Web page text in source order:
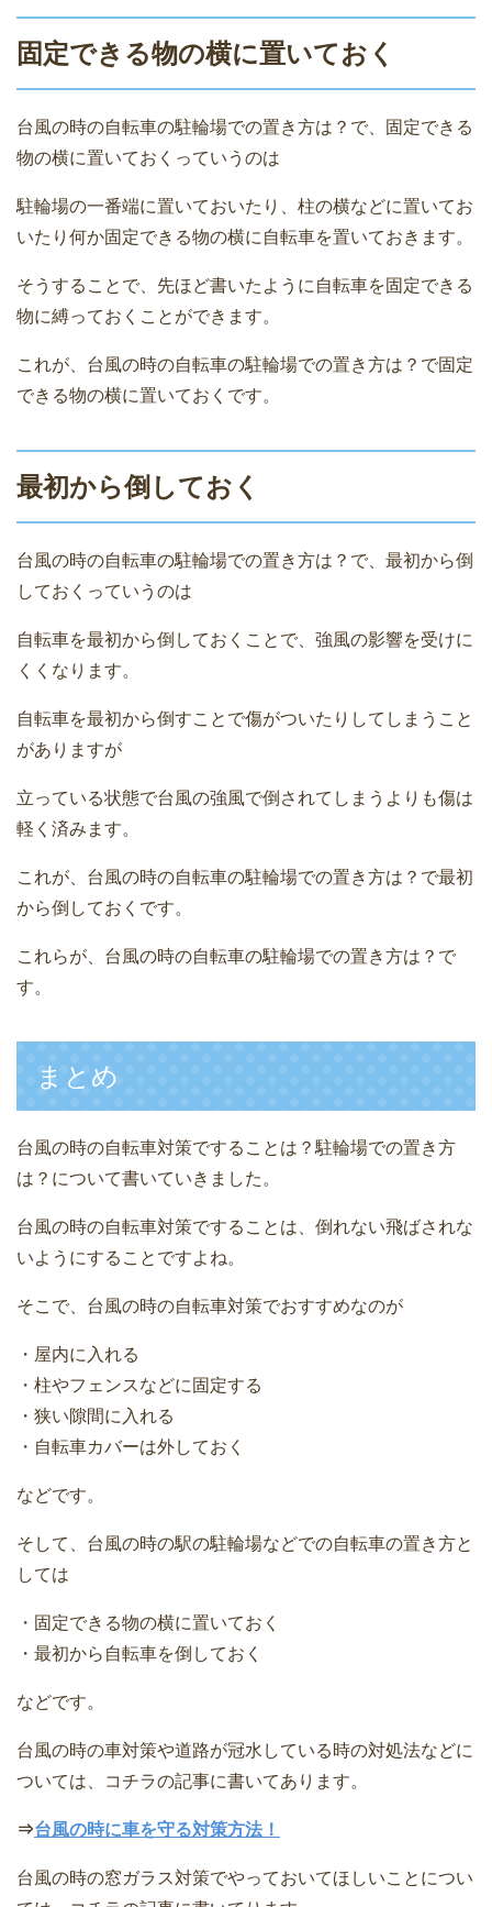
固定できる物の横に置いておく
台風の時の自転車の駐輪場での置き方は？で、固定できる
物の横に置いておくっていうのは
駐輪場の一番端に置いておいたり、柱の横などに置いてお
いたり何か固定できる物の横に自転車を置いておきます。
そうすることで、先ほど書いたように自転車を固定できる
物に縛っておくことができます。
これが、台風の時の自転車の駐輪場での置き方は？で固定
できる物の横に置いておくです。
最初から倒しておく
台風の時の自転車の駐輪場での置き方は？で、最初から倒
しておくっていうのは
自転車を最初から倒しておくことで、強風の影響を受けに
くくなります。
自転車を最初から倒すことで傷がついたりしてしまうこと
がありますが
立っている状態で台風の強風で倒されてしまうよりも傷は
軽く済みます。
これが、台風の時の自転車の駐輪場での置き方は？で最初
から倒しておくです。
これらが、台風の時の自転車の駐輪場での置き方は？で
す。
まとめ
台風の時の自転車対策ですることは？駐輪場での置き方
は？について書いていきました。
台風の時の自転車対策ですることは、倒れない飛ばされな
いようにすることですよね。
そこで、台風の時の自転車対策でおすすめなのが
・屋内に入れる
・柱やフェンスなどに固定する
・狭い隙間に入れる
・自転車カバーは外しておく
などです。
そして、台風の時の駅の駐輪場などでの自転車の置き方と
しては
・固定できる物の横に置いておく
・最初から自転車を倒しておく
などです。
台風の時の車対策や道路が冠水している時の対処法などに
ついては、コチラの記事に書いてあります。
⇒台風の時に車を守る対策方法！
台風の時の窓ガラス対策でやっておいてほしいことについ